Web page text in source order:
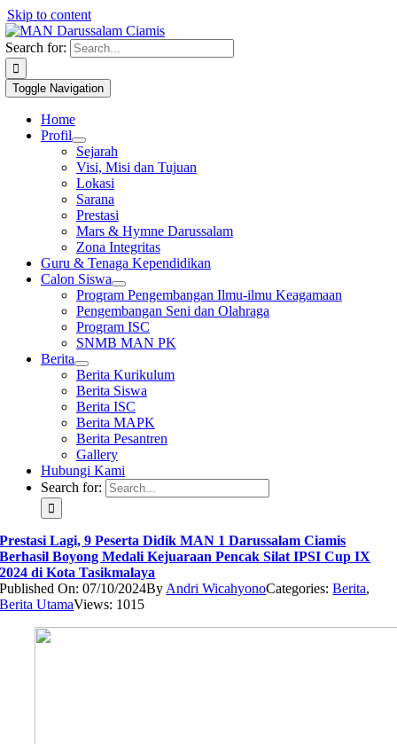
Skip to content
Search for:
Toggle Navigation
Home
Profil
Sejarah
Visi, Misi dan Tujuan
Lokasi
Sarana
Prestasi
Mars & Hymne Darussalam
Zona Integritas
Guru & Tenaga Kependidikan
Calon Siswa
Program Pengembangan Ilmu-ilmu Keagamaan
Pengembangan Seni dan Olahraga
Program ISC
SNMB MAN PK
Berita
Berita Kurikulum
Berita Siswa
Berita ISC
Berita MAPK
Berita Pesantren
Gallery
Hubungi Kami
Search for:
Prestasi Lagi, 9 Peserta Didik MAN 1 Darussalam Ciamis
Berhasil Boyong Medali Kejuaraan Pencak Silat IPSI Cup IX
2024 di Kota Tasikmalaya
Published On: 07/10/2024By Andri WicahyonoCategories:Berita,
Berita UtamaViews: 1015